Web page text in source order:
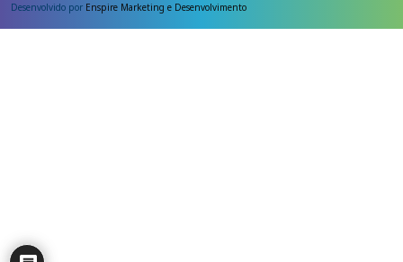
Desenvolvido por Enspire Marketing e Desenvolvimento